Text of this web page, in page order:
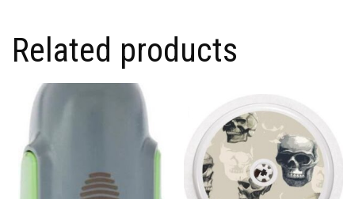
Related products